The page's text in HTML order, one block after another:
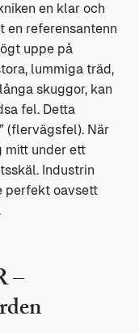
en klar och
en referensantenn
uppe på
lummiga träd,
skuggor, kan
fel. Detta
(flervägsfel). När
mitt under ett
Industrin
perfekt oavsett
–